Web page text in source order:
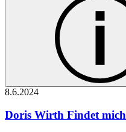
8.6.2024
Doris Wirth Findet mich